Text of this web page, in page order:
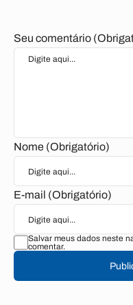
Seu comentário
Nome (Obrigatório)
E-mail (Obrigatório)
Salvar meus dados neste
comentar.